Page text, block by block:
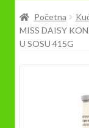
Prodavnica
Početna
MISS DAISY
U SOSU 415G